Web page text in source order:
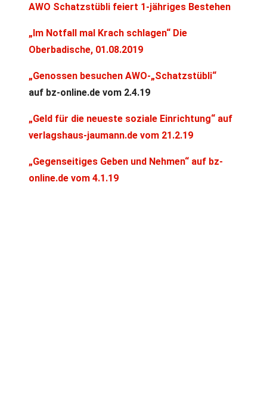
AWO Schatzstübli feiert 1-jähriges Bestehen
„Im Notfall mal Krach schlagen“ Die
Oberbadische, 01.08.2019
„Genossen besuchen AWO-„Schatzstübli“
auf bz-online.de vom 2.4.19
„Geld für die neueste soziale Einrichtung“ auf
verlagshaus-jaumann.de vom 21.2.19
„Gegenseitiges Geben und Nehmen“ auf bz-
online.de vom 4.1.19